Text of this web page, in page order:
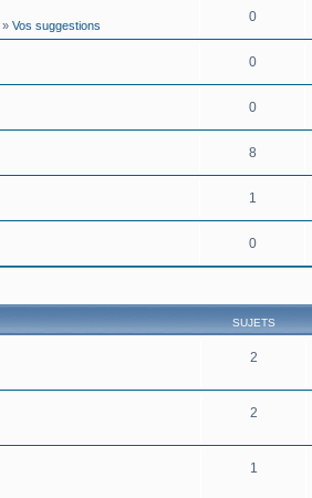
» Vos suggestions
0
0
0
8
1
0
SUJETS
2
2
1